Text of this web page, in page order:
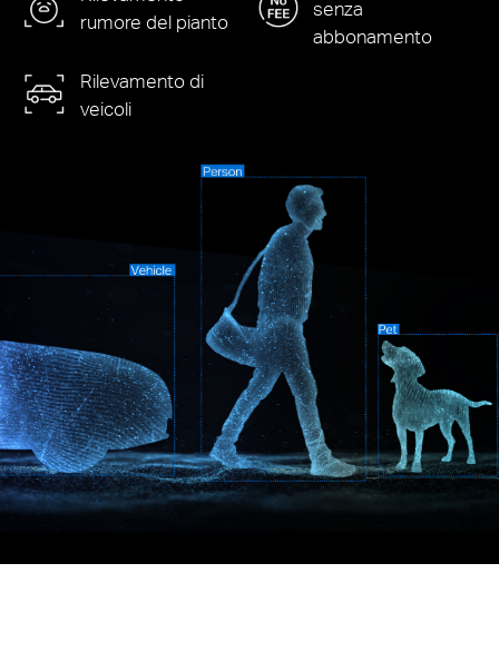
rumore del pianto
senza
abbonamento
Rilevamento di
veicoli